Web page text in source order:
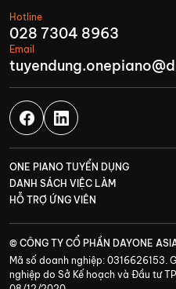
Hotline
028 7304 8963
Email
ONE PIANO TUYỂN DỤNG
DANH SÁCH VIỆC LÀM
HỖ TRỢ ỨNG VIÊN
© CÔNG TY CỔ PHẦN DAYONE
Mã số doanh nghiệp: 0316626153.
nghiệp do Sở Kế hoạch và Đầu tư